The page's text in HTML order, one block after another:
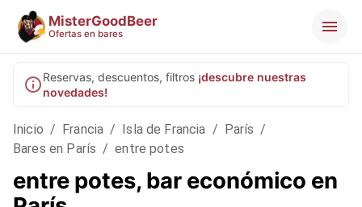
MisterGoodBeer
Ofertas en bares
Reservas, descuentos, filtros ¡descubre nuestras
novedades!
Inicio / Francia / Isla de Francia / París /
Bares en París / entre potes
entre potes, bar económico en